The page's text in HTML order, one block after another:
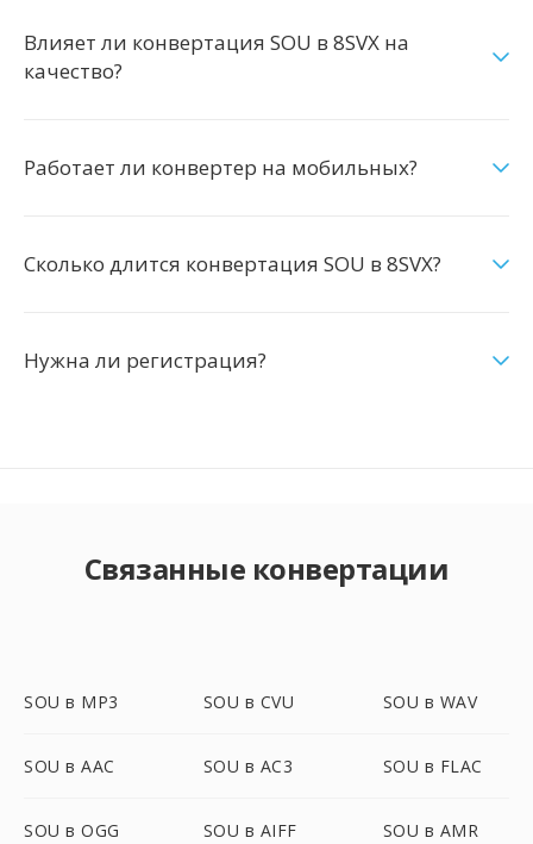
Влияет ли конвертация SOU в 8SVX на
качество?
Работает ли конвертер на мобильных?
Сколько длится конвертация SOU в 8SVX?
Нужна ли регистрация?
Связанные конвертации
SOU в MP3 SOU в CVU SOU в WAV
SOU в AAC SOU в AC3 SOU в FLAC
SOU в OGG SOU в AIFF SOU в AMR